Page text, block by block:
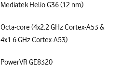
Mediatek Helio G36 (12 nm)
Octa-core (4x2.2 GHz Cortex-A53 &
4x1.6 GHz Cortex-A53)
PowerVR GE8320